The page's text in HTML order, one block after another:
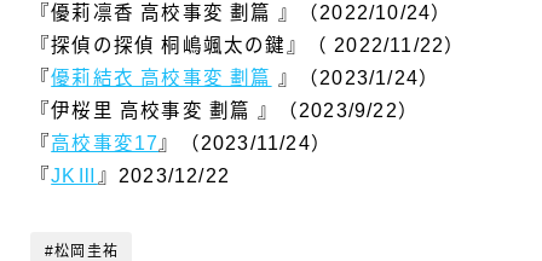
『優莉凛香 高校事変 劃篇 』（2022/10/24）
『探偵の探偵 桐嶋颯太の鍵』（ 2022/11/22）
『優莉結衣 高校事変 劃篇
』（2023/1/24）
『伊桜里 高校事変 劃篇 』（2023/9/22）
『高校事変17 』（2023/11/24）
『JKⅢ 』2023/12/22
#松岡圭祐